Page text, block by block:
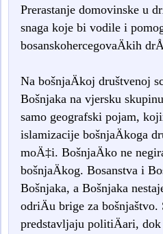
Prerastanje domovinske u
snaga koje bi vodile i
bosanskohercegovaÄkih
Na bošnjaÄkoj društvenoj
Bošnjaka na vjersku
samo geografski pojam,
islamizacije bošnjaÄkoga
moÄ‡i. BošnjaÄko ne
bošnjaÄkog. Bosanstva i
Bošnjaka, a Bošnjaka
odriÄu brige za
predstavljaju politiÄari,